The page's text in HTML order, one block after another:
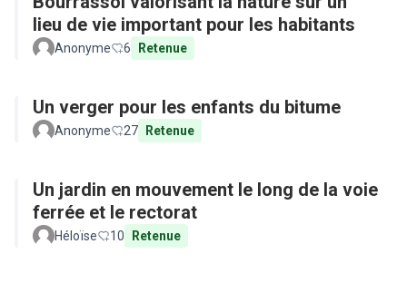
lieu de vie important pour les habitants
Anonyme 6 Retenue
Un verger pour les enfants du bitume
Anonyme 27 Retenue
Un jardin en mouvement le long de la voie
ferrée et le rectorat
Héloïse 10 Retenue